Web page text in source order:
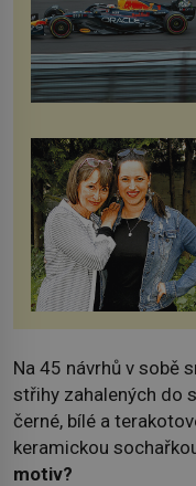
Na 45 návrhů v sobě
střihy zahalených do
černé, bílé a
keramickou
motiv?